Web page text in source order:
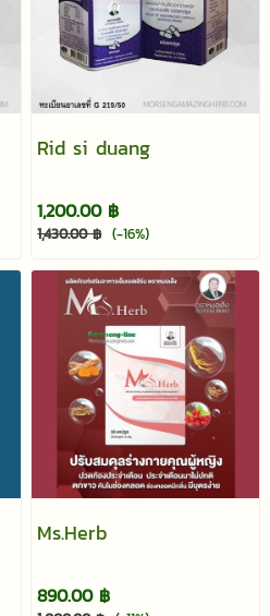
Rid si duang
1,200.00 ฿
1,430.00 ฿ (-16%)
Ms.Herb
890.00 ฿